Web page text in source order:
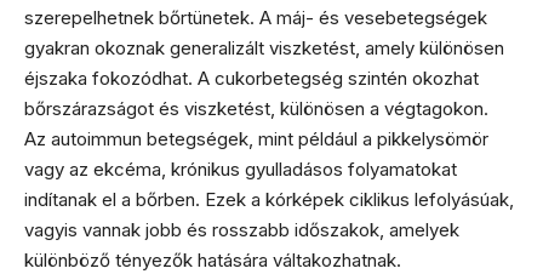
szerepelhetnek bőrtünetek. A máj- és vesebetegségek
gyakran okoznak generalizált viszketést, amely különösen
éjszaka fokozódhat. A cukorbetegség szintén okozhat
bőrszárazságot és viszketést, különösen a végtagokon.
Az autoimmun betegségek, mint például a pikkelysömör
vagy az ekcéma, krónikus gyulladásos folyamatokat
indítanak el a bőrben. Ezek a kórképek ciklikus lefolyásúak,
vagyis vannak jobb és rosszabb időszakok, amelyek
különböző tényezők hatására váltakozhatnak.